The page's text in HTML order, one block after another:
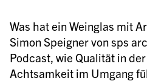
Was hat ein Weinglas mit
Simon Speigner von sps
Podcast, wie Qualität in
Achtsamkeit im Umgang